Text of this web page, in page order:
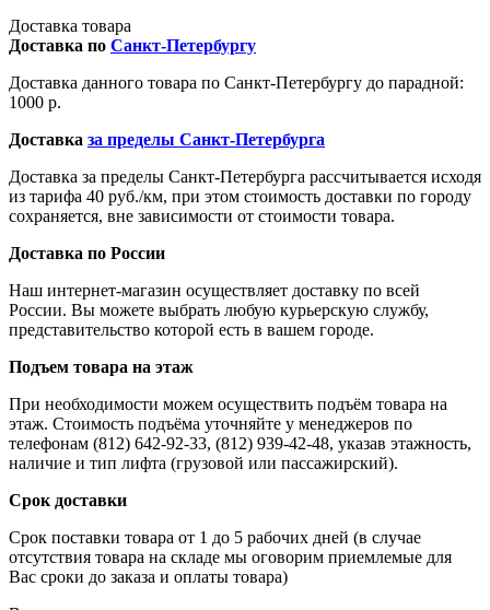
Доставка товара
Доставка по Санкт-Петербургу
Доставка данного товара по Санкт-Петербургу до парадной:
1000 р.
Доставка за пределы Санкт-Петербурга
Доставка за пределы Санкт-Петербурга рассчитывается исходя
из тарифа 40 руб./км, при этом стоимость доставки по городу
сохраняется, вне зависимости от стоимости товара.
Доставка по России
Наш интернет-магазин осуществляет доставку по всей
России. Вы можете выбрать любую курьерскую службу,
представительство которой есть в вашем городе.
Подъем товара на этаж
При необходимости можем осуществить подъём товара на
этаж. Стоимость подъёма уточняйте у менеджеров по
телефонам (812) 642-92-33, (812) 939-42-48, указав этажность,
наличие и тип лифта (грузовой или пассажирский).
Срок доставки
Срок поставки товара от 1 до 5 рабочих дней (в случае
отсутствия товара на складе мы оговорим приемлемые для
Вас сроки до заказа и оплаты товара)